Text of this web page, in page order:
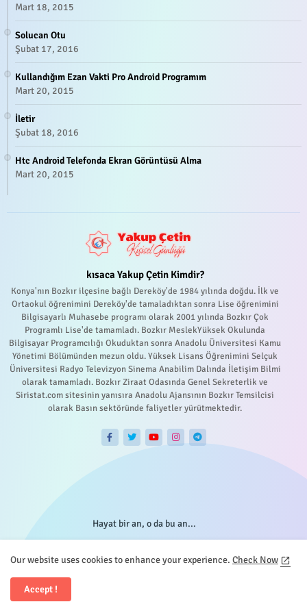
Mart 18, 2015
Solucan Otu
Şubat 17, 2016
Kullandığım Ezan Vakti Pro Android Programım
Mart 20, 2015
İletir
Şubat 18, 2016
Htc Android Telefonda Ekran Görüntüsü Alma
Mart 20, 2015
kısaca Yakup Çetin Kimdir?
Konya'nın Bozkır ilçesine bağlı Dereköy'de 1984 yılında doğdu. İlk ve
Ortaokul öğrenimini Dereköy'de tamaladıktan sonra Lise öğrenimini
Bilgisayarlı Muhasebe programı olarak 2001 yılında Bozkır Çok
Programlı Lise'de tamamladı. Bozkır MeslekYüksek Okulunda
Bilgisayar Programcılığı Okuduktan sonra Anadolu Üniversitesi Kamu
Yönetimi Bölümünden mezun oldu. Yüksek Lisans Öğrenimini Selçuk
Üniversitesi Radyo Televizyon Sinema Anabilim Dalında İletişim Bilmi
olarak tamamladı. Bozkır Ziraat Odasında Genel Sekreterlik ve
Siristat.com sitesinin yanısıra Anadolu Ajansının Bozkır Temsilcisi
olarak Basın sektöründe faliyetler yürütmektedir.
Hayat bir an, o da bu an...
Our website uses cookies to enhance your experience. Check Now
Accept !